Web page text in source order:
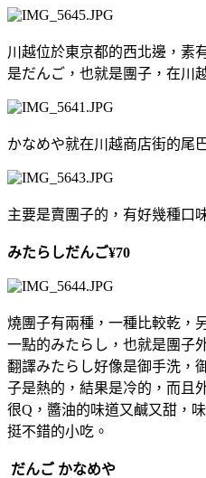
川越位於東京都的西北邊，素
是だんご，也就是團子，在川
かなめや就在川越商店街的尾
主要是賣團子的，有好幾種口
みたらしだんご¥70
燒團子有兩種，一種比較乾，
一點的みたらし，也就是團子
翻譯みたらし好像是御手洗，
子是熱的，結果是冷的，而且
很Q，醬油的味道又鹹又甜，
挺不錯的小吃。
だんご かなめや